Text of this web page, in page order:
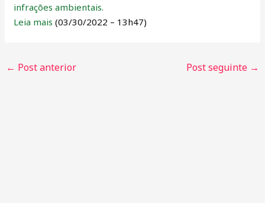
infrações ambientais.
Leia mais (03/30/2022 – 13h47)
← Post anterior Post seguinte →